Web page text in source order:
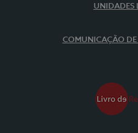
UNIDADES
COMUNICAÇÃO DE